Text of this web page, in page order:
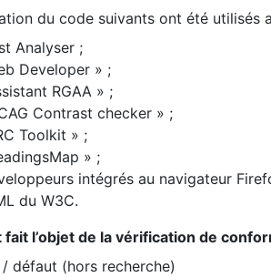
du code suivants ont été utilisés
Analyser ;
Developer » ;
RGAA » ;
Contrast checker » ;
Toolkit » ;
» ;
intégrés au navigateur
du W3C.
fait l’objet de la vérification de
/ défaut (hors recherche)